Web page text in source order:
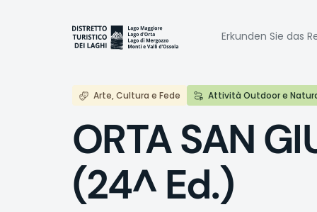
Erkunden Sie das
Arte, Cultura e Fede Attività Outdoor e
ORTA SAN
(24^ Ed.)